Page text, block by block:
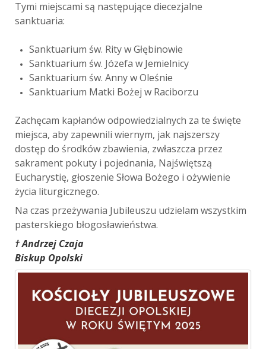
Tymi miejscami są następujące diecezjalne
sanktuaria:
Sanktuarium św. Rity w Głębinowie
Sanktuarium św. Józefa w Jemielnicy
Sanktuarium św. Anny w Oleśnie
Sanktuarium Matki Bożej w Raciborzu
Zachęcam kapłanów odpowiedzialnych za te święte
miejsca, aby zapewnili wiernym, jak najszerszy
dostęp do środków zbawienia, zwłaszcza przez
sakrament pokuty i pojednania, Najświętszą
Eucharystię, głoszenie Słowa Bożego i ożywienie
życia liturgicznego.
Na czas przeżywania Jubileuszu udzielam wszystkim
pasterskiego błogosławieństwa.
† Andrzej Czaja
Biskup Opolski